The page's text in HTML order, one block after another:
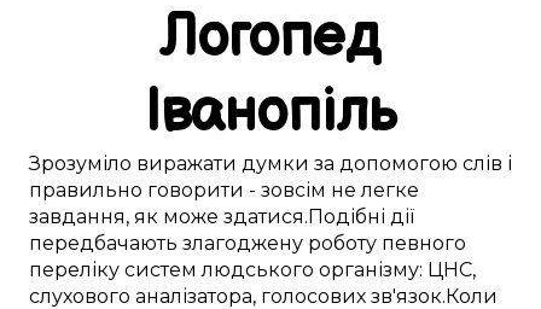
Логопед
Іванопіль
Зрозуміло виражати думки за допомогою слів і
правильно говорити - зовсім нелегке
завдання, як може здатися.Подібні дії
передбачають злагоджену роботу певного
переліку системлюдського організму: ЦНС,
слухового аналізатора, голосових зв'язок.Коли